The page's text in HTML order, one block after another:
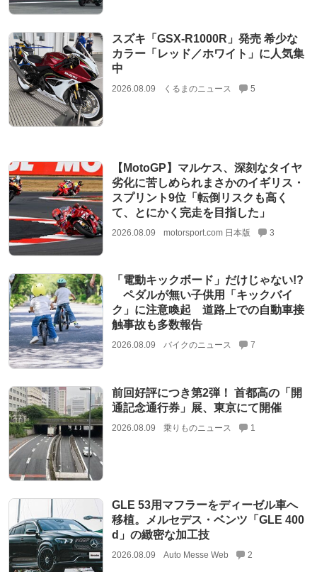
スズキ「GSX-R1000R」発売 希少な
カラー「レッド／ホワイト」に人気集
中
2026.08.09 くるまのニュース 5
【MotoGP】マルケス、深刻なタイヤ
劣化に苦しめられまさかのイギリス・
スプリント9位「転倒リスクも高く
て、とにかく完走を目指した」
2026.08.09 motorsport.com 日本版 3
「電動キックボード」だけじゃない!?
ペダルが無い子供用「キックバイ
ク」に注意喚起 道路上での自動車接
触事故も多数報告
2026.08.09 バイクのニュース 7
前回好評につき第2弾！ 首都高の「開
通記念通行券」展、東京にて開催
2026.08.09 乗りものニュース 1
GLE 53用マフラーをディーゼル車へ
移植。メルセデス・ベンツ「GLE 400
d」の緻密な加工技
2026.08.09 Auto Messe Web 2